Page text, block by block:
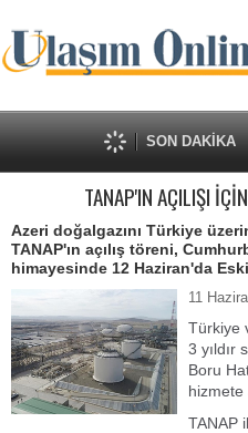
SON DAKİKA
TANAP'IN AÇILIŞI
Azeri doğalgazını Türkiye
TANAP'ın açılış töreni,
himayesinde 12 Haziran'da
11
Türkiye
3 yıldır
Boru
hizmete
TANAP